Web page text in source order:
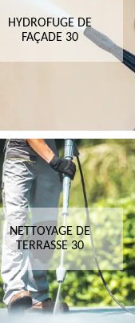
HYDROFUGE DE
FAÇADE 30
NETTOYAGE DE
TERRASSE 30